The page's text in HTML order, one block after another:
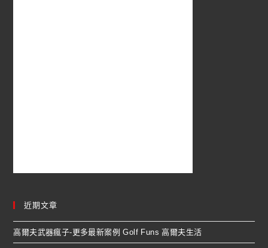
近期文章
高爾夫武器瘋子-更多最新案例 Golf Funs 高爾夫生活